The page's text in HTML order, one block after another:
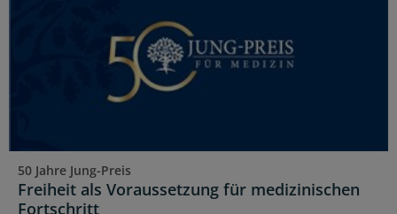
50 Jahre Jung-Preis
Freiheit als Voraussetzung für medizinischen
Fortschritt